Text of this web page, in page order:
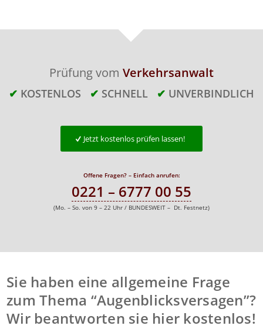
Prüfung vom Verkehrsanwalt
✔ KOSTENLOS ✔ SCHNELL ✔ UNVERBINDLICH
Jetzt kostenlos prüfen lassen!
Offene Fragen? – Einfach anrufen:
0221 – 6777 00 55
(Mo. – So. von 9 – 22 Uhr / BUNDESWEIT – Dt. Festnetz)
Sie haben eine allgemeine Frage
zum Thema “Augenblicksversagen”?
Wir beantworten sie hier kostenlos!